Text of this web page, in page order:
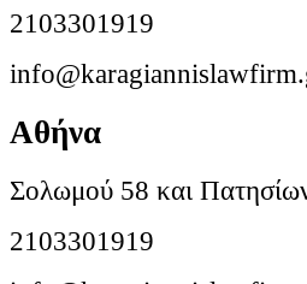
2103301919
Αθήνα
Σολωμού 58 και
2103301919